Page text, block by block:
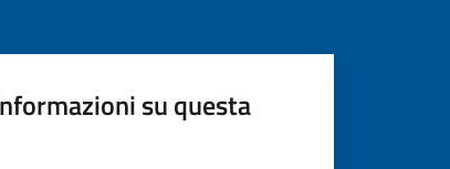
su questa